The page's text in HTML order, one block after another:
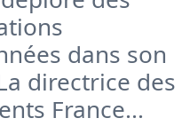
dans son
directrice des
France...